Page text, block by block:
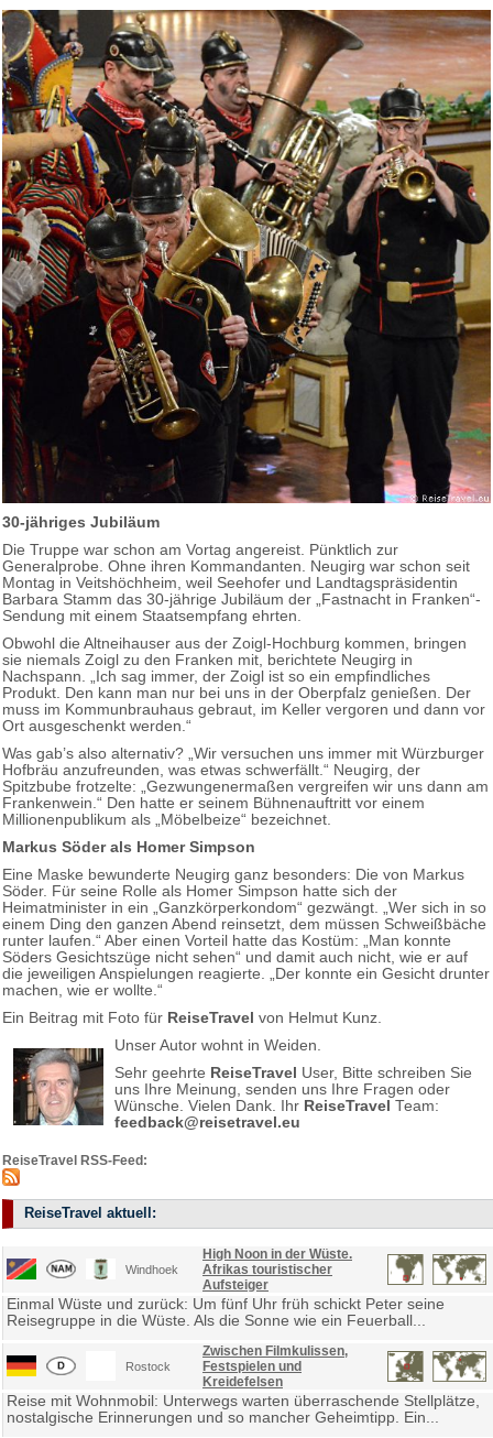
30-jähriges Jubiläum
Die Truppe war schon am Vortag angereist. Pünktlich zur
Generalprobe. Ohne ihren Kommandanten. Neugirg war schon seit
Montag in Veitshöchheim, weil Seehofer und Landtagspräsidentin
Barbara Stamm das 30-jährige Jubiläum der „Fastnacht in Franken“-
Sendung mit einem Staatsempfang ehrten.
Obwohl die Altneihauser aus der Zoigl-Hochburg kommen, bringen
sie niemals Zoigl zu den Franken mit, berichtete Neugirg in
Nachspann. „Ich sag immer, der Zoigl ist so ein empfindliches
Produkt. Den kann man nur bei uns in der Oberpfalz genießen. Der
muss im Kommunbrauhaus gebraut, im Keller vergoren und dann vor
Ort ausgeschenkt werden.“
Was gab’s also alternativ? „Wir versuchen uns immer mit Würzburger
Hofbräu anzufreunden, was etwas schwerfällt.“ Neugirg, der
Spitzbube frotzelte: „Gezwungenermaßen vergreifen wir uns dann am
Frankenwein.“ Den hatte er seinem Bühnenauftritt vor einem
Millionenpublikum als „Möbelbeize“ bezeichnet.
Markus Söder als Homer Simpson
Eine Maske bewunderte Neugirg ganz besonders: Die von Markus
Söder. Für seine Rolle als Homer Simpson hatte sich der
Heimatminister in ein „Ganzkörperkondom“ gezwängt. „Wer sich in so
einem Ding den ganzen Abend reinsetzt, dem müssen Schweißbäche
runter laufen.“ Aber einen Vorteil hatte das Kostüm: „Man konnte
Söders Gesichtszüge nicht sehen“ und damit auch nicht, wie er auf
die jeweiligen Anspielungen reagierte. „Der konnte ein Gesicht drunter
machen, wie er wollte.“
Ein Beitrag mit Foto für ReiseTravel von Helmut Kunz.
Unser Autor wohnt in Weiden.
Sehr geehrte ReiseTravel User, Bitte schreiben Sie
uns Ihre Meinung, senden uns Ihre Fragen oder
Wünsche. Vielen Dank. Ihr ReiseTravel Team:
feedback@reisetravel.eu
ReiseTravel RSS-Feed:
ReiseTravel aktuell:
Windhoek
High Noon in der Wüste.
Afrikas touristischer
Aufsteiger
Einmal Wüste und zurück: Um fünf Uhr früh schickt Peter seine
Reisegruppe in die Wüste. Als die Sonne wie ein Feuerball...
Rostock
Zwischen Filmkulissen,
Festspielen und
Kreidefelsen
Reise mit Wohnmobil: Unterwegs warten überraschende Stellplätze,
nostalgische Erinnerungen und so mancher Geheimtipp. Ein...